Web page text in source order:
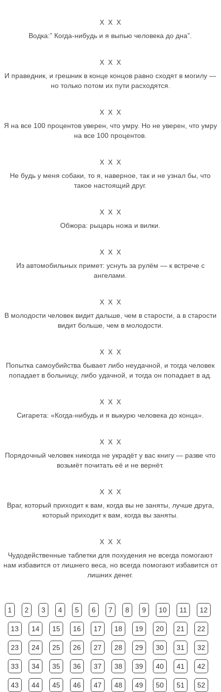
Х Х Х
Водка:” Когда-нибудь и я выпью человека до дна”.
Х Х Х
И праведник, и грешник в конце концов равно сходят в могилу —
но только потом их пути расходятся.
Х Х Х
Я на все 100 процентов уверен, что умру. Но не уверен, что умру
на все 100 процентов.
Х Х Х
Не будь у меня собаки, то я, наверное, так и не узнал бы, что
такое настоящий друг.
Х Х Х
Обжора: рыцарь ножа и вилки.
Х Х Х
Из автомобильных примет: уснуть за рулём — к встрече с
ангелами.
Х Х Х
В молодости человек видит дальше, чем в старости, а в старости
видит больше, чем в молодости.
Х Х Х
Попытка самоубийства бывает либо неудачной, и тогда человек
попадает в больницу, либо удачной, и тогда он попадает в ад.
Х Х Х
Сигарета: «Когда-нибудь и я выкурю человека до конца».
Х Х Х
Порядочный человек никогда не украдёт у вас книгу — разве что
возьмёт почитать её и не вернёт.
Х Х Х
Враг, который приходит к вам, когда вы не заняты, лучше друга,
который приходит к вам, когда вы заняты.
Х Х Х
Чудодейственные таблетки для похудения не всегда помогают
нам избавится от лишнего веса, но всегда помогают избавится от
лишних денег.
1 2 3 4 5 6 7 8 9 10 11 12
13 14 15 16 17 18 19 20 21 22
23 24 25 26 27 28 29 30 31 32
33 34 35 36 37 38 39 40 41 42
43 44 45 46 47 48 49 50 51 52